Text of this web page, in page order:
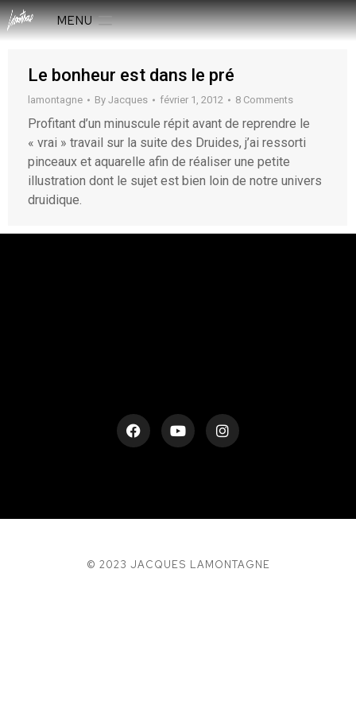
MENU
Le bonheur est dans le pré
lamontagne By Jacques février 1, 2012 8 Comments
Profitant d’un minuscule répit avant de reprendre le
« vrai » travail sur la suite des Druides, j’ai ressorti
pinceaux et aquarelle afin de réaliser une petite
illustration dont le sujet est bien loin de notre univers
druidique.
© 2023 JACQUES LAMONTAGNE